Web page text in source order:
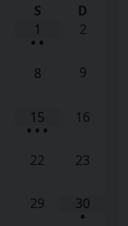
S
D
1
• •
2
8 9
15
• • •
16
22 23
29 30
•